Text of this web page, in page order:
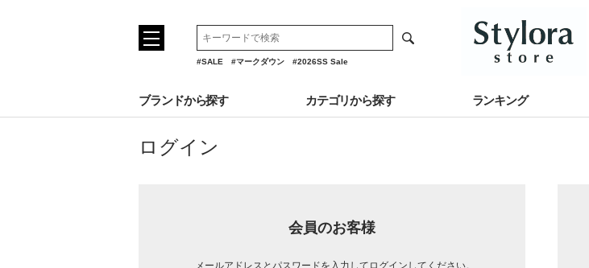
#SALE #マークダウン #2026SS Sale
ブランドから探す カテゴリから探す ランキング
ログイン
会員のお客様
メールアドレスとパスワードを入力してログインしてください。